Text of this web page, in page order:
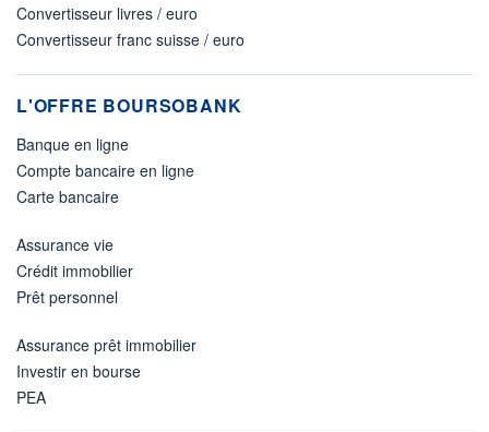
Convertisseur livres / euro
Convertisseur franc suisse / euro
L'OFFRE BOURSOBANK
Banque en ligne
Compte bancaire en ligne
Carte bancaire
Assurance vie
Crédit immobilier
Prêt personnel
Assurance prêt immobilier
Investir en bourse
PEA